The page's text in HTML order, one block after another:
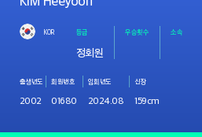
KOR 등급
정회원
우승횟수 소속
출생년도
2002
회원번호
01680
입회년도
2024.08
신장
159cm